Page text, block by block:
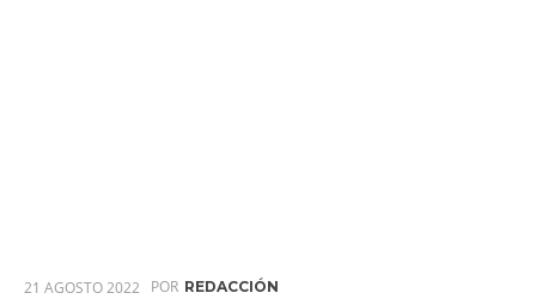
21 AGOSTO 2022 POR REDACCIÓN